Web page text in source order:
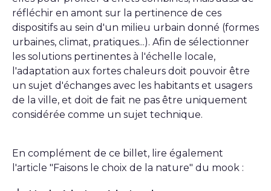
réfléchir en amont sur la pertinence de ces
dispositifs au sein d'un milieu urbain donné (formes
urbaines, climat, pratiques...). Afin de sélectionner
les solutions pertinentes à l'échelle locale,
l'adaptation aux fortes chaleurs doit pouvoir être
un sujet d'échanges avec les habitants et usagers
de la ville, et doit de fait ne pas être uniquement
considérée comme un sujet technique.
En complément de ce billet, lire également
l'article "Faisons le choix de la nature" du mook :